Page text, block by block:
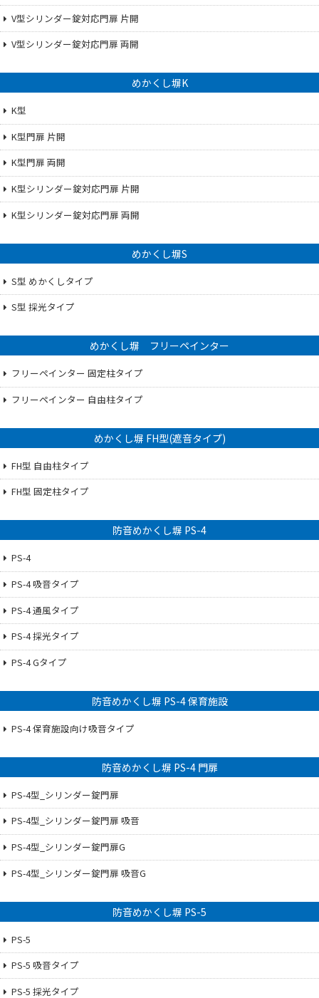
V型シリンダー錠対応門扉 片開
V型シリンダー錠対応門扉 両開
めかくし塀K
K型
K型門扉 片開
K型門扉 両開
K型シリンダー錠対応門扉 片開
K型シリンダー錠対応門扉 両開
めかくし塀S
S型 めかくしタイプ
S型 採光タイプ
めかくし塀 フリーペインター
フリーペインター 固定柱タイプ
フリーペインター 自由柱タイプ
めかくし塀 FH型(遮音タイプ)
FH型 自由柱タイプ
FH型 固定柱タイプ
防音めかくし塀 PS-4
PS-4
PS-4 吸音タイプ
PS-4 通風タイプ
PS-4 採光タイプ
PS-4 Gタイプ
防音めかくし塀 PS-4 保育施設
PS-4 保育施設向け吸音タイプ
防音めかくし塀 PS-4 門扉
PS-4型_シリンダー錠門扉
PS-4型_シリンダー錠門扉 吸音
PS-4型_シリンダー錠門扉G
PS-4型_シリンダー錠門扉 吸音G
防音めかくし塀 PS-5
PS-5
PS-5 吸音タイプ
PS-5 採光タイプ